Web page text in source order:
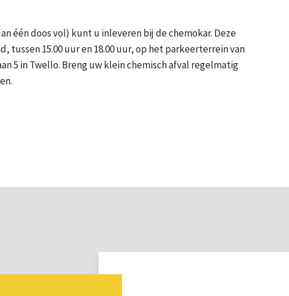
één doos vol) kunt u inleveren bij de chemokar. Deze
tussen 15.00 uur en 18.00 uur, op het parkeerterrein van
5 in Twello. Breng uw klein chemisch afval regelmatig